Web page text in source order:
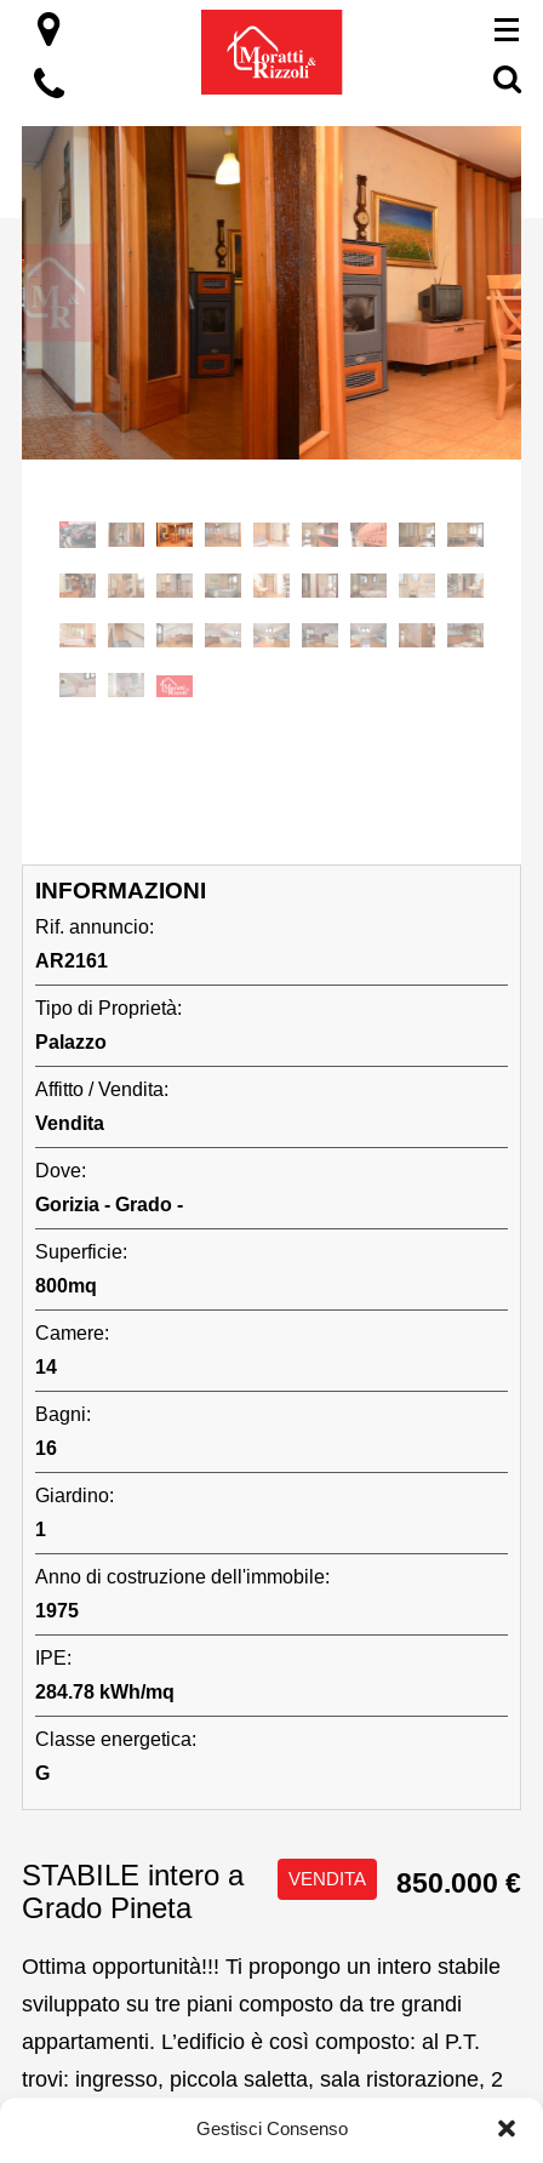
Gestisci Consenso
CHI SIAMO
IMMOBILI BLOG CONTATTI
INFORMAZIONI
Rif. annuncio:
AR2161
Tipo di Proprietà:
Palazzo
Affitto / Vendita:
Vendita
Dove:
Gorizia - Grado -
Superficie:
800mq
Camere:
14
Bagni:
16
Giardino:
1
Anno di costruzione dell'immobile:
1975
IPE:
284.78 kWh/mq
Classe energetica:
G
850.000 €
VENDITA
STABILE intero a
Grado Pineta
Ottima opportunità!!! Ti propongo un intero stabile
sviluppato su tre piani composto da tre grandi
appartamenti. L’edificio è così composto: al P.T.
trovi: ingresso, piccola saletta, sala ristorazione, 2
camere complete di cucina, bagno e terrazza; 1P.: